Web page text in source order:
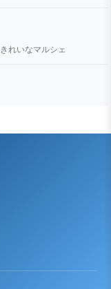
れいなマルシェ